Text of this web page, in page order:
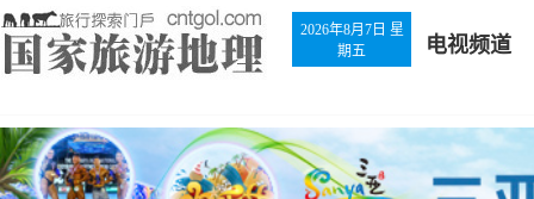
2026年8月7日 星
期五
电视频道